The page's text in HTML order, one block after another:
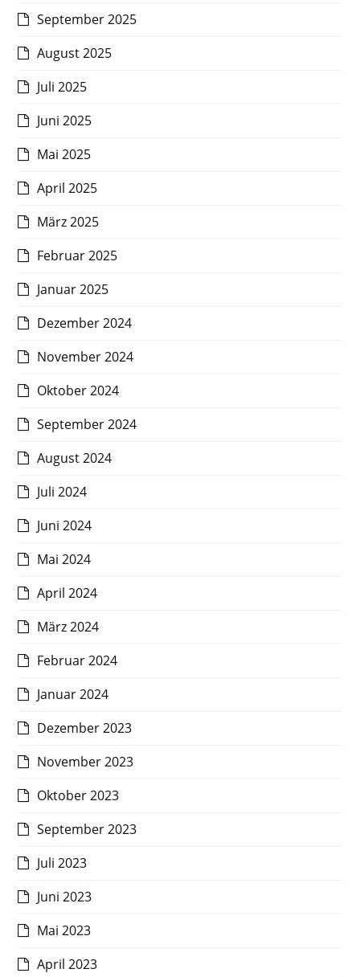
September 2025
August 2025
Juli 2025
Juni 2025
Mai 2025
April 2025
März 2025
Februar 2025
Januar 2025
Dezember 2024
November 2024
Oktober 2024
September 2024
August 2024
Juli 2024
Juni 2024
Mai 2024
April 2024
März 2024
Februar 2024
Januar 2024
Dezember 2023
November 2023
Oktober 2023
September 2023
Juli 2023
Juni 2023
Mai 2023
April 2023